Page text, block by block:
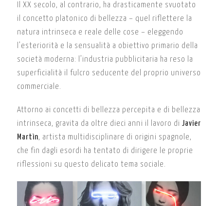
Il XX secolo, al contrario, ha drasticamente svuotato
il concetto platonico di bellezza – quel riflettere la
natura intrinseca e reale delle cose – eleggendo
l’esteriorità e la sensualità a obiettivo primario della
società moderna: l’industria pubblicitaria ha reso la
superficialità il fulcro seducente del proprio universo
commerciale.
Attorno ai concetti di bellezza percepita e di bellezza
intrinseca, gravita da oltre dieci anni il lavoro di Javier
Martìn, artista multidisciplinare di origini spagnole,
che fin dagli esordi ha tentato di dirigere le proprie
riflessioni su questo delicato tema sociale.